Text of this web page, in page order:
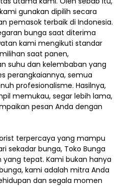
gunakan dipilih secara
pemasok terbaik di Indonesia.
bunga saat diterima
kami mengikuti standar
saat panen,
suhu dan kelembaban yang
perangkaiannya, semua
profesionalisme. Hasilnya,
memukau, segar lebih lama,
pesan Anda dengan
terpercaya yang mampu
sekadar bunga, Toko Bunga
yang tepat. Kami bukan hanya
kami adalah mitra Anda
dan segala momen